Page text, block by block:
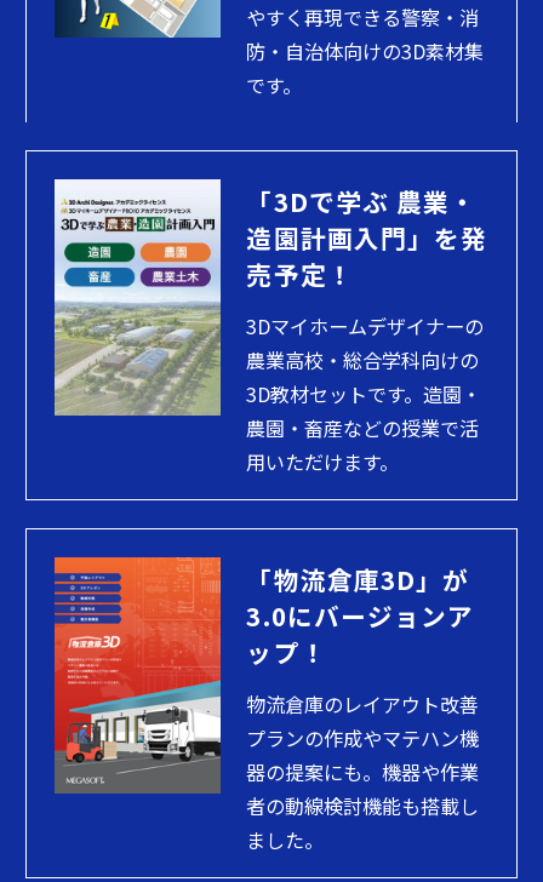
やすく再現できる警察・消
防・自治体向けの3D素材集
です。
「3Dで学ぶ 農業・
造園計画入門」を発
売予定！
3Dマイホームデザイナーの
農業高校・総合学科向けの
3D教材セットです。造園・
農園・畜産などの授業で活
用いただけます。
「物流倉庫3D」が
3.0にバージョンア
ップ！
物流倉庫のレイアウト改善
プランの作成やマテハン機
器の提案にも。機器や作業
者の動線検討機能も搭載し
ました。